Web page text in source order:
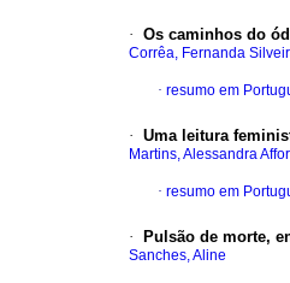
· Os caminhos do
Corrêa, Fernanda
· resumo em
· Uma leitura
Martins, Alessandra
· resumo em
· Pulsão de morte,
Sanches, Aline